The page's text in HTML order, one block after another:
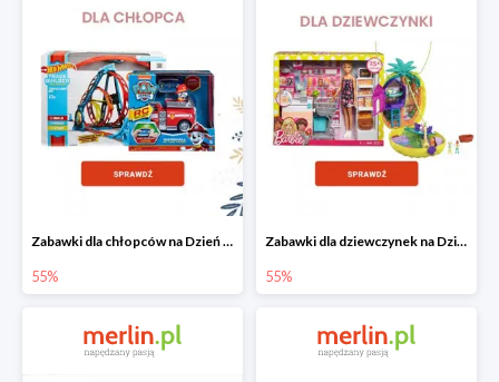
Zabawki dla chłopców na Dzień Dziecka w Merlin.pl do -55%
55%
Zabawki dla dziewczynek na Dzień Dziecka w Merlin.pl do -55%
55%